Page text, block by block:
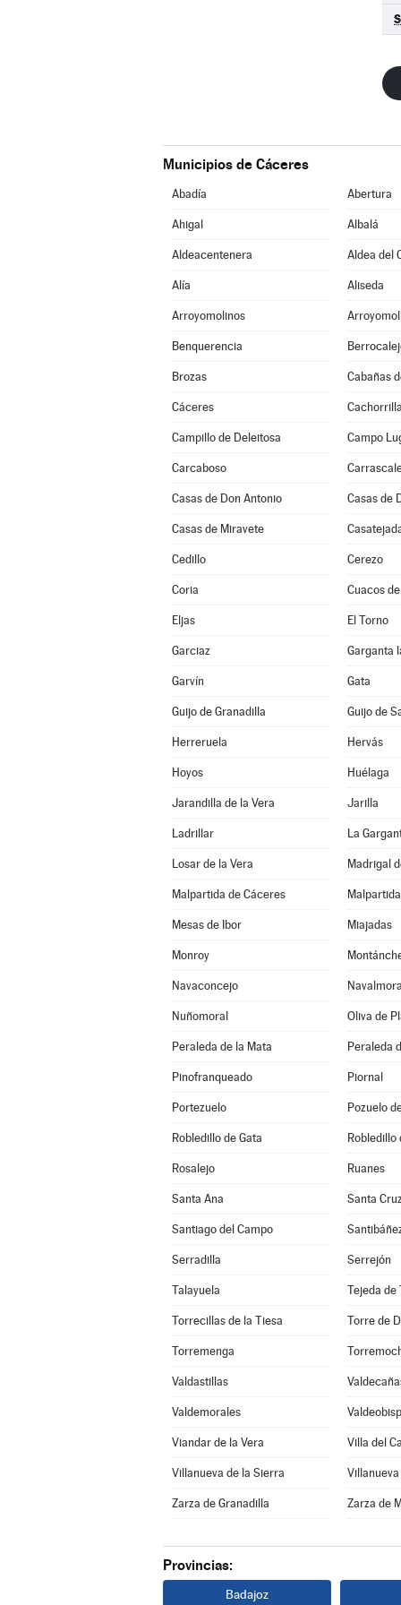
Municipios de Cáceres
Abadía Abertura
Ahigal Albalá
Aldeacentenera Aldea del
Alía Aliseda
Arroyomolinos
Benquerencia
Brozas Cabañas
Cáceres Cachorrilla
Campillo de Deleitosa Campo
Carcaboso
Casas de Don Antonio Casas de
Casas de Miravete
Cedillo Cerezo
Coria Cuacos
Eljas El Torno
Garciaz Garganta
Garvín Gata
Guijo de Granadilla Guijo de
Herreruela Hervás
Hoyos Huélaga
Jarandilla de la Vera Jarilla
Ladrillar La
Losar de la Vera Madrigal
Malpartida de Cáceres
Mesas de Ibor Miajadas
Monroy
Navaconcejo
Nuñomoral Oliva de
Peraleda de la Mata Peraleda
Pinofranqueado Piornal
Portezuelo Pozuelo
Robledillo de Gata Robledillo
Rosalejo Ruanes
Santa Ana Santa
Santiago del Campo
Serradilla Serrejón
Talayuela Tejeda de
Torrecillas de la Tiesa Torre de
Torremenga
Valdastillas
Valdemorales
Viandar de la Vera Villa del
Villanueva de la Sierra
Zarza de Granadilla Zarza de
Provincias:
Badajoz